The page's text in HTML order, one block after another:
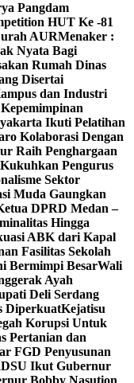
Pangdam
HUT Ke -81
AURMenaker :
Nyata Bagi
Rumah Dinas
Disertai
dan Industri
Ikuti Pelatihan
Kolaborasi Dengan
Raih Penghargaan
Pengurus
Sektor
Muda Gaungkan
DPRD Medan –
Hingga
ABK dari Kapal
Fasilitas Sekolah
Bermimpi BesarWali
Ayah
Deli Serdang
DiperkuatKejatisu
Korupsi Untuk
Pertanian dan
FGD Penyusunan
Ikut Gubernur
Bobby Nasution